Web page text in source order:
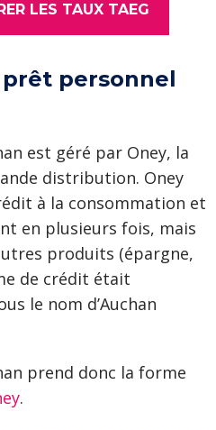
LES TAUX TAEG
personnel
est géré par Oney, la
distribution. Oney
à la consommation et
en plusieurs fois, mais
produits (épargne,
de crédit était
le nom d’Auchan
prend donc la forme
.